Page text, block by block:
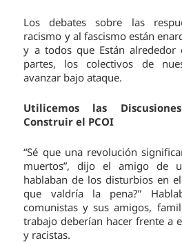
Los debates sobre las
racismo y al fascismo están
y a todos que Están alrededor
partes, los colectivos de
avanzar bajo ataque.
Utilicemos las
Construir el PCOI
“Sé que una revolución
muertos”, dijo el amigo de
hablaban de los disturbios en
que valdría la pena?”
comunistas y sus amigos,
trabajo deberían hacer frente a
y racistas.